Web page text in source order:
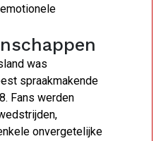
was
spraakmakende
Fans werden
onvergetelijke